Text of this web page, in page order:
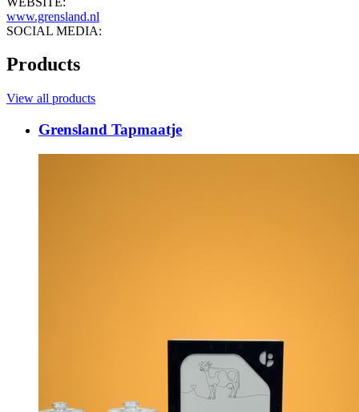
www.grensland.nl
SOCIAL MEDIA:
Products
View all products
Grensland Tapmaatje